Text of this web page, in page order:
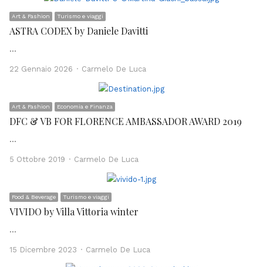
Art & Fashion Turismo e viaggi
ASTRA CODEX by Daniele Davitti
…
22 Gennaio 2026 Author
Carmelo De Luca
Art & Fashion Economia e Finanza
DFC & VB FOR FLORENCE AMBASSADOR AWARD 2019
…
5 Ottobre 2019 Author
Carmelo De Luca
Food & Beverage Turismo e viaggi
VIVIDO by Villa Vittoria winter
…
15 Dicembre 2023 Author
Carmelo De Luca